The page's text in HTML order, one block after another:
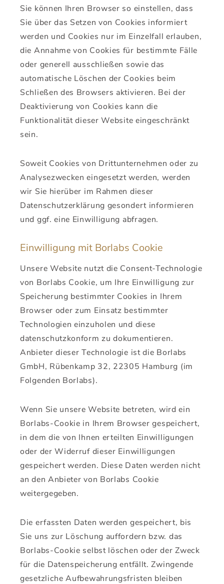
Sie können Ihren Browser so einstellen, dass
Sie über das Setzen von Cookies informiert
werden und Cookies nur im Einzelfall erlauben,
die Annahme von Cookies für bestimmte Fälle
oder generell ausschließen sowie das
automatische Löschen der Cookies beim
Schließen des Browsers aktivieren. Bei der
Deaktivierung von Cookies kann die
Funktionalität dieser Website eingeschränkt
sein.
Soweit Cookies von Drittunternehmen oder zu
Analysezwecken eingesetzt werden, werden
wir Sie hierüber im Rahmen dieser
Datenschutzerklärung gesondert informieren
und ggf. eine Einwilligung abfragen.
Einwilligung mit Borlabs Cookie
Unsere Website nutzt die Consent-Technologie
von Borlabs Cookie, um Ihre Einwilligung zur
Speicherung bestimmter Cookies in Ihrem
Browser oder zum Einsatz bestimmter
Technologien einzuholen und diese
datenschutzkonform zu dokumentieren.
Anbieter dieser Technologie ist die Borlabs
GmbH, Rübenkamp 32, 22305 Hamburg (im
Folgenden Borlabs).
Wenn Sie unsere Website betreten, wird ein
Borlabs-Cookie in Ihrem Browser gespeichert,
in dem die von Ihnen erteilten Einwilligungen
oder der Widerruf dieser Einwilligungen
gespeichert werden. Diese Daten werden nicht
an den Anbieter von Borlabs Cookie
weitergegeben.
Die erfassten Daten werden gespeichert, bis
Sie uns zur Löschung auffordern bzw. das
Borlabs-Cookie selbst löschen oder der Zweck
für die Datenspeicherung entfällt. Zwingende
gesetzliche Aufbewahrungsfristen bleiben